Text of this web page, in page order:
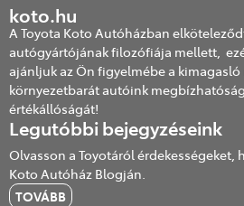
koto.hu
A Toyota Koto Autóházban
autógyártójának filozófiája mellett,
ajánljuk az Ön figyelmébe a
környezetbarát autóink
értékállóságát!
Legutóbbi bejegyzéseink
Olvasson a Toyotáról érdekességeket,
Koto Autóház Blogján.
TOVÁBB